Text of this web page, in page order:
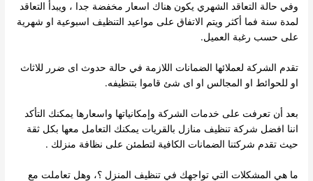
وفي حالة التعاقد الشهري يكون هناك اسعار مخفضة جدا ، ويبدأ التعاقد
لمدة سنة فما أكثر ويتم الاتفاق على مواعيد التنظيف اسبوعية او شهرية
على حسب رغبة العميل.
تقدم الشركة لعملائها الضمانات اللازمة في حالة حدوث اى ضرر للاثاث
او للحوائط او المجالس او اى شئ قاموا بتنظيفه.
بعد أن تعرفت على خدمات الشركة وإمكانياتها واسعارها يمكنك التأكد
اننا افضل شركة تنظيف منازل بالقريات يمكنك التعامل معها بكل ثقة
حيث تقدم شركتنا الضمانات الكافية لتطمئن على نظافة منزلك .
ما هي المشكلات التي تواجهك في تنظيف المنزل ؟، وهل تعاملت مع